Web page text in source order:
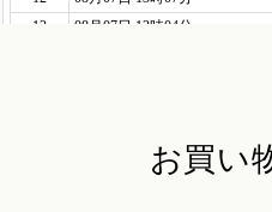
お買い